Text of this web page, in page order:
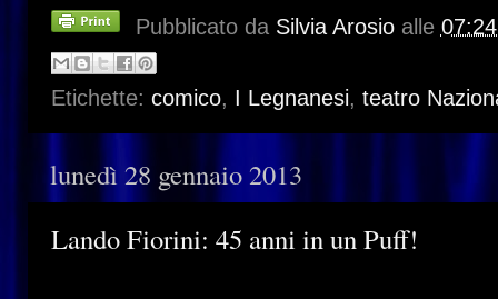
Pubblicato da Silvia Arosio alle
Etichette: comico, I Legnanesi, teatro
lunedì 28 gennaio 2013
Lando Fiorini: 45 anni in un Puff!